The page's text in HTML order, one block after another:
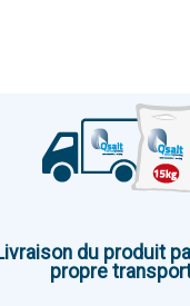
du produit
propre